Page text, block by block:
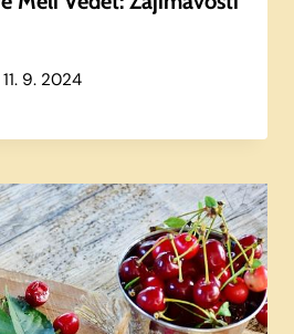
11. 9. 2024